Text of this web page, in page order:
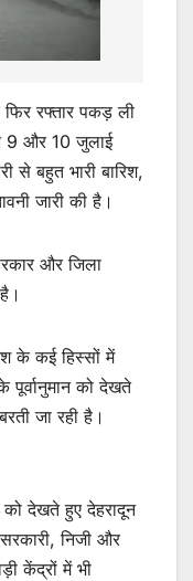
रफ्तार पकड़ ली
9 और 10 जुलाई
से बहुत भारी बारिश,
जारी की है।
और जिला
के कई हिस्सों में
पूर्वानुमान को देखते
जा रही है।
देखते हुए देहरादून
निजी और
केंद्रों में भी